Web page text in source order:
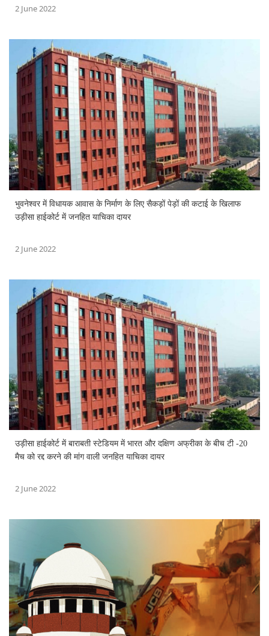
2 June 2022
भुवनेश्वर में विधायक आवास के निर्माण के लिए सैकड़ों पेड़ों की कटाई के खिलाफ
उड़ीसा हाईकोर्ट में जनहित याचिका दायर
2 June 2022
उड़ीसा हाईकोर्ट में बाराबती स्टेडियम में भारत और दक्षिण अफ्रीका के बीच टी -20
मैच को रद्द करने की मांग वाली जनहित याचिका दायर
2 June 2022